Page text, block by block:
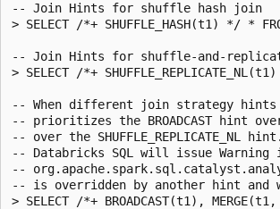
-- Join Hints for shuffle hash join
> SELECT /*+ SHUFFLE_HASH(t1) */ *
-- Join Hints for shuffle-and-
> SELECT /*+
-- When different join strategy hints
-- prioritizes the BROADCAST hint over
-- over the SHUFFLE_REPLICATE_NL hint.
-- Databricks SQL will issue Warning
--
-- is overridden by another hint
> SELECT /*+ BROADCAST(t1),